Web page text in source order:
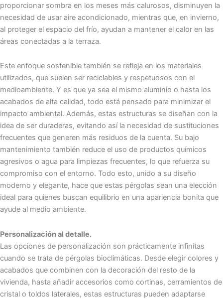
proporcionar sombra en los meses más calurosos, disminuyen la
necesidad de usar aire acondicionado, mientras que, en invierno,
al proteger el espacio del frío, ayudan a mantener el calor en las
áreas conectadas a la terraza.
Este enfoque sostenible también se refleja en los materiales
utilizados, que suelen ser reciclables y respetuosos con el
medioambiente. Y es que ya sea el mismo aluminio o hasta los
acabados de alta calidad, todo está pensado para minimizar el
impacto ambiental. Además, estas estructuras se diseñan con la
idea de ser duraderas, evitando así la necesidad de sustituciones
frecuentes que generen más residuos de la cuenta. Su bajo
mantenimiento también reduce el uso de productos químicos
agresivos o agua para limpiezas frecuentes, lo que refuerza su
compromiso con el entorno. Todo esto, unido a su diseño
moderno y elegante, hace que estas pérgolas sean una elección
ideal para quienes buscan equilibrio en una apariencia bonita que
ayude al medio ambiente.
Personalización al detalle.
Las opciones de personalización son prácticamente infinitas
cuando se trata de pérgolas bioclimáticas. Desde elegir colores y
acabados que combinen con la decoración del resto de la
vivienda, hasta añadir accesorios como cortinas, cerramientos de
cristal o toldos laterales, estas estructuras pueden adaptarse